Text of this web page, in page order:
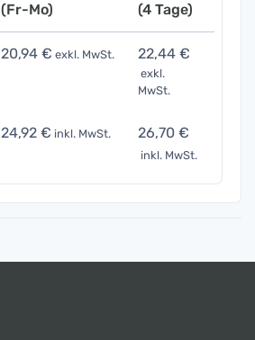
(Fr-Mo)
(4 Tage)
20,94 € exkl. MwSt. 22,44 €
exkl.
MwSt.
24,92 € inkl. MwSt. 26,70 €
inkl. MwSt.